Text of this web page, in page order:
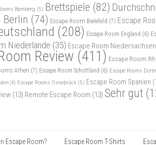
Bamberg (5) Brettspiele (82)
Berlin (74) Escape Room Bielefeld (7) Escape
(208) Escape Room England (6)
Niederlande (35) Escape Room Niedersachsen
Review (411) Escape Room
Athen (7) Escape Room Schottland (6) Escape Rooms
(4) Escape Rooms Osnabrück (5) Escape Room Spanien
(13) Remote Escape Room (13) Sehr gut
Escape Room? Escape Room T-Shirts